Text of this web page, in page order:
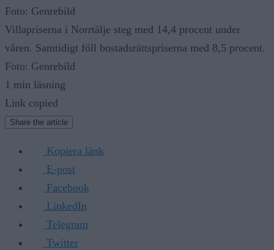
Foto: Genrebild
Villapriserna i Norrtälje steg med 14,4 procent under
våren. Samtidigt föll bostadsrättspriserna med 8,5 procent.
Foto: Genrebild
1 min läsning
Link copied
Share the article
Kopiera länk
E-post
Facebook
LinkedIn
Telegram
Twitter